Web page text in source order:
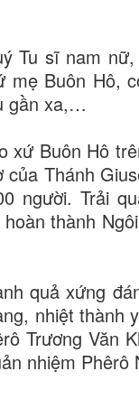
Tu sĩ nam
mẹ Buôn Hô,
gần xa,…
xứ Buôn Hô
Thánh
người. Trải
thành
quả xứng
nhiệt thành
Trương Văn
nhiệm Phêrô